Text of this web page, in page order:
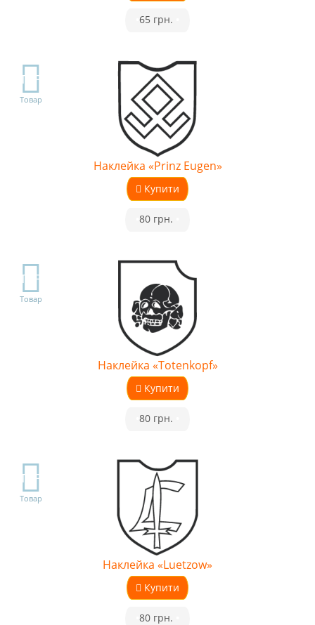
65 грн.
TOP
Товар
Наклейка «Prinz Eugen»
Купити
80 грн.
TOP
Товар
Наклейка «Totenkopf»
Купити
80 грн.
TOP
Товар
Наклейка «Luetzow»
Купити
80 грн.